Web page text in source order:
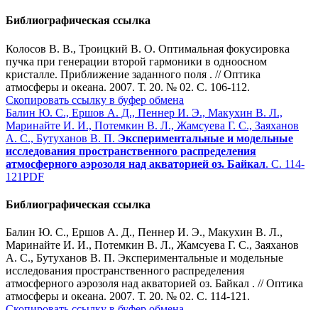
Библиографическая ссылка
Колосов В. В., Троицкий В. О. Оптимальная фокусировка
пучка при генерации второй гармоники в одноосном
кристалле. Приближение заданного поля . // Оптика
атмосферы и океана. 2007. Т. 20. № 02. С. 106-112.
Скопировать ссылку в буфер обмена
Балин Ю. С., Ершов А. Д., Пеннер И. Э., Макухин В. Л.,
Маринайте И. И., Потемкин В. Л., Жамсуева Г. С., Заяханов
А. С., Бутуханов В. П. Экспериментальные и модельные
исследования пространственного распределения
атмосферного аэрозоля над акваторией оз. Байкал. С. 114-
121PDF
Библиографическая ссылка
Балин Ю. С., Ершов А. Д., Пеннер И. Э., Макухин В. Л.,
Маринайте И. И., Потемкин В. Л., Жамсуева Г. С., Заяханов
А. С., Бутуханов В. П. Экспериментальные и модельные
исследования пространственного распределения
атмосферного аэрозоля над акваторией оз. Байкал . // Оптика
атмосферы и океана. 2007. Т. 20. № 02. С. 114-121.